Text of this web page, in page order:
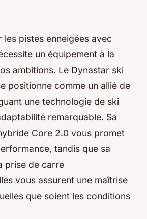
les pistes enneigées avec
un équipement à la
ambitions. Le Dynastar ski
positionne comme un allié de
une technologie de ski
remarquable. Sa
Core 2.0 vous promet
tandis que sa
prise de carre
vous assurent une maîtrise
que soient les conditions